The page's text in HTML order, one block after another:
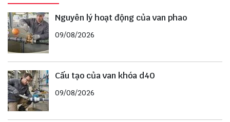
Nguyên lý hoạt động của van phao
09/08/2026
Cấu tạo của van khóa d40
09/08/2026